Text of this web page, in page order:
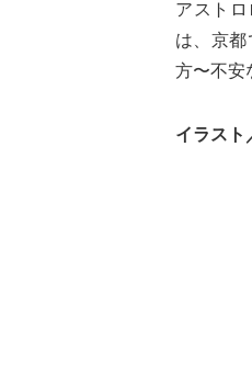
アスト
は、京
方〜不安
イラス